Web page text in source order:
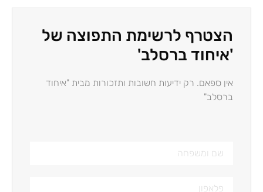
הצטרף לרשימת התפוצה של
'איחוד ברסלב'
אין ספאם. רק ידיעות חשובות ותזכורות מבית "איחוד
ברסלב"